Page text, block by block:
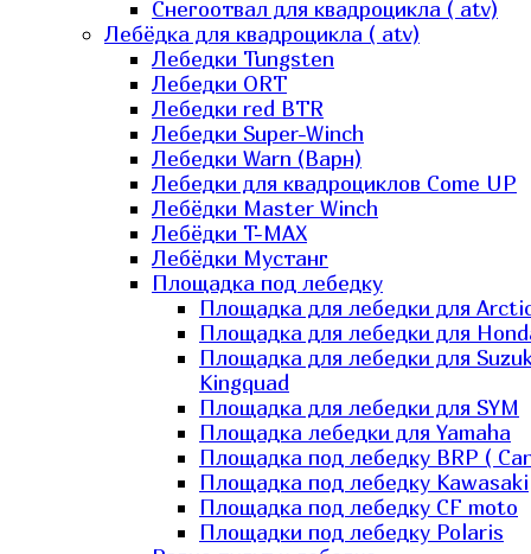
Снегоотвал для квадроцикла ( atv)
Лебёдка для квадроцикла ( atv)
Лебедки Tungsten
Лебедки ORT
Лебедки red BTR
Лебедки Super-Winch
Лебедки Warn (Варн)
Лебедки для квадроциклов Come UP
Лебёдки Master Winch
Лебёдки T-MAX
Лебёдки Мустанг
Площадка под лебедку
Площадка для лебедки для
Площадка для лебедки для
Площадка для лебедки для
Kingquad
Площадка для лебедки для SYM
Площадка лебедки для Yamaha
Площадка под лебедку BRP (
Площадка под лебедку Kawasaki
Площадка под лебедку СF moto
Площадки под лебедку Polaris